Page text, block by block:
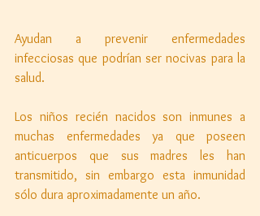
Ayudan a prevenir enfermedades
infecciosas que podrían ser nocivas para la
salud.
Los niños recién nacidos son inmunes a
muchas enfermedades ya que poseen
anticuerpos que sus madres les han
transmitido, sin embargo esta inmunidad
sólo dura aproximadamente un año.